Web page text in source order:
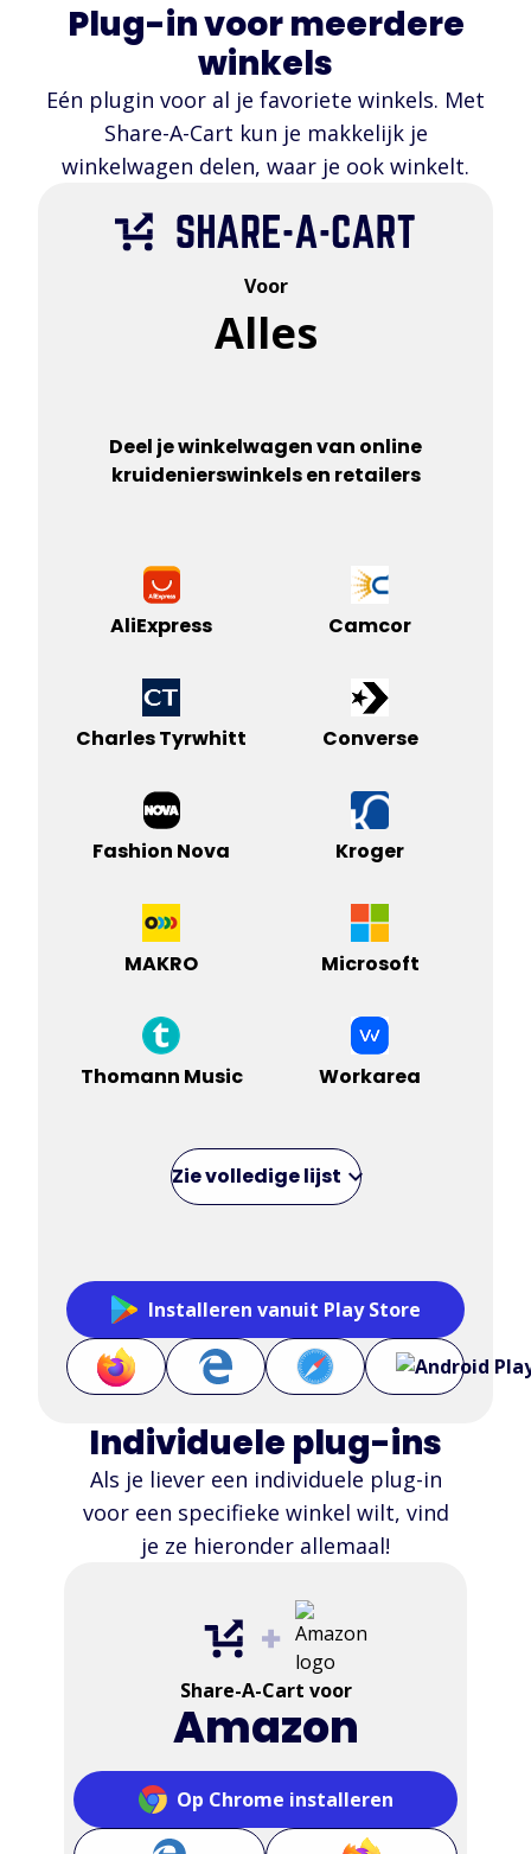
Plug-in voor meerdere
winkels
Eén plugin voor al je favoriete winkels. Met
Share-A-Cart kun je makkelijk je
winkelwagen delen, waar je ook winkelt.
Voor
Alles
Deel je winkelwagen van online
kruidenierswinkels en retailers
AliExpress Camcor
Charles Tyrwhitt Converse
Fashion Nova Kroger
MAKRO Microsoft
Thomann Music Workarea
Zie volledige lijst
Installeren vanuit Play Store
Individuele plug-ins
Als je liever een individuele plug-in
voor een specifieke winkel wilt, vind
je ze hieronder allemaal!
Share-A-Cart voor
Amazon
Op Chrome installeren